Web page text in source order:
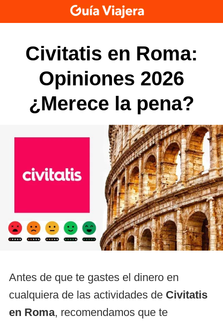
to
contentCivitatis en Roma:
Opiniones 2026
¿Merece la pena?
Antes de que te gastes el dinero en
cualquiera de las actividades de Civitatis
en Roma, recomendamos que te